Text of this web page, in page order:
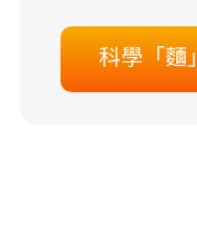
科學「麵」